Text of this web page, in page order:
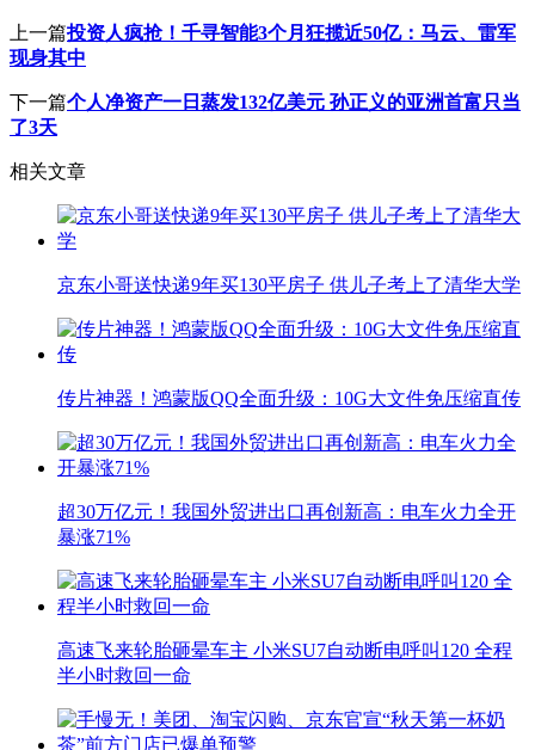
上一篇投资人疯抢！千寻智能3个月狂揽近50亿：马云、雷军
现身其中
下一篇个人净资产一日蒸发132亿美元 孙正义的亚洲首富只当
了3天
相关文章
京东小哥送快递9年买130平房子 供儿子考上了清华大学
传片神器！鸿蒙版QQ全面升级：10G大文件免压缩直传
超30万亿元！我国外贸进出口再创新高：电车火力全开
暴涨71%
高速飞来轮胎砸晕车主 小米SU7自动断电呼叫120 全程
半小时救回一命